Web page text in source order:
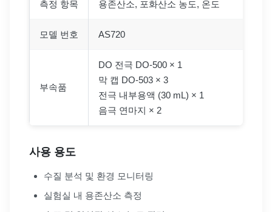
측정 항목 용존산소, 포화산소 농도, 온도
모델 번호 AS720
부속품
DO 전극 DO-500 × 1
막 캡 DO-503 × 3
전극 내부용액 (30 mL) × 1
음극 연마지 × 2
사용 용도
수질 분석 및 환경 모니터링
실험실 내 용존산소 측정